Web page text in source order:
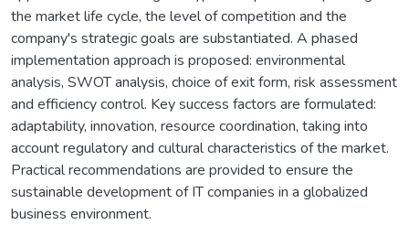
the market life cycle, the level of competition and the
company's strategic goals are substantiated. A phased
implementation approach is proposed: environmental
analysis, SWOT analysis, choice of exit form, risk assessment
and efficiency control. Key success factors are formulated:
adaptability, innovation, resource coordination, taking into
account regulatory and cultural characteristics of the market.
Practical recommendations are provided to ensure the
sustainable development of IT companies in a globalized
business environment.